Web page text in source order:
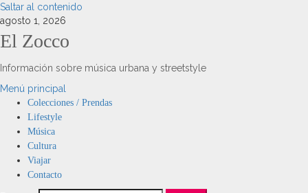
Saltar al contenido
agosto 1, 2026
El Zocco
Información sobre música urbana y streetstyle
Menú principal
Colecciones / Prendas
Lifestyle
Música
Cultura
Viajar
Contacto